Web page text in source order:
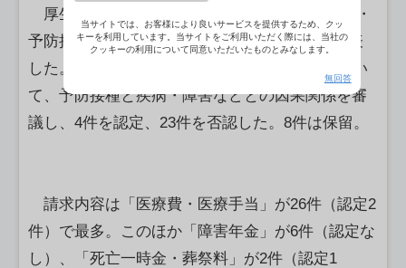
厚生労働省は、疾病・障害認定審査会 感染症・
予防接種審査分科会(18日開催)の審議結果を公表
した。新型コロナワクチンを接種した35件につい
て、予防接種と疾病・障害などとの因果関係を審
議し、4件を認定、23件を否認した。8件は保留。
請求内容は「医療費・医療手当」が26件（認定2
件）で最多。このほか「障害年金」が6件（認定な
し）、「死亡一時金・葬祭料」が2件（認定1
当サイトでは、お客様により良いサービスを提供するため、クッ
キーを利用しています。当サイトをご利用いただく際には、当社の
クッキーの利用について同意いただいたものとみなします。
無回答